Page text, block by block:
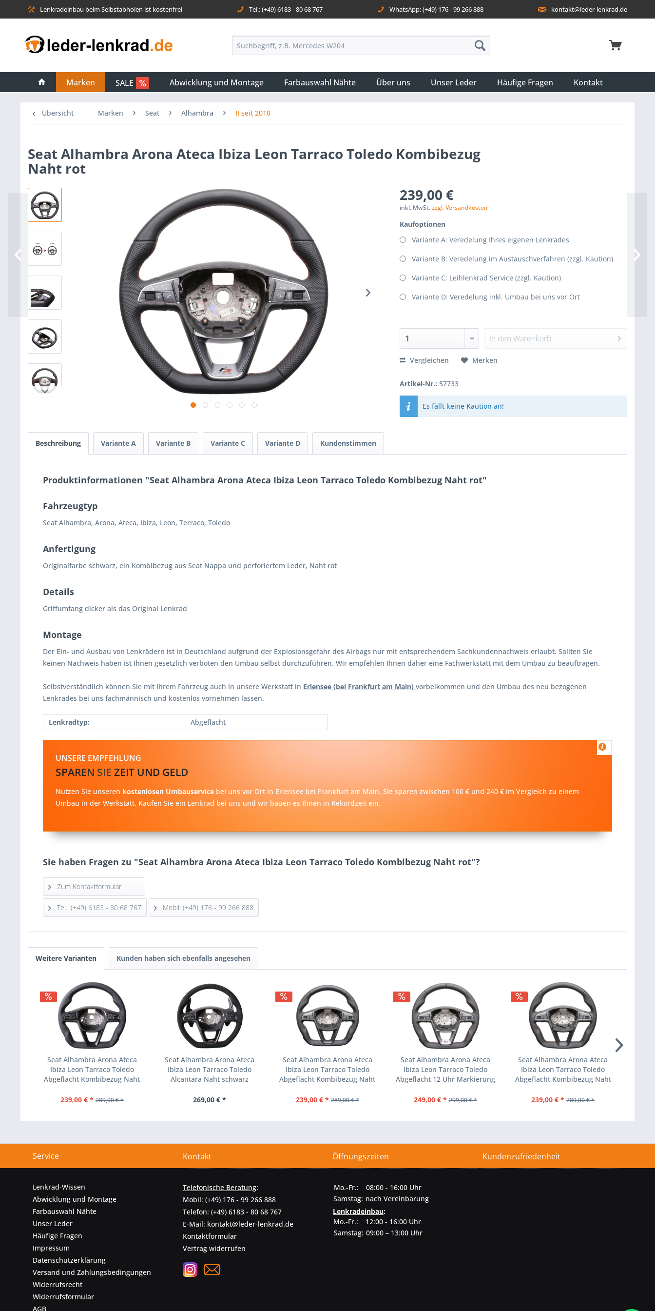
Lenkradeinbau beim Selbstabholen ist kostenfrei Tel.: (+49) 6183 - 80 68 767 WhatsApp: (+49) 176 - 99 266 888 kontakt@leder-lenkrad.de
Marken SALE Abwicklung und Montage Farbauswahl Nähte Über uns Unser Leder Häufige Fragen Kontakt
Übersicht Marken Seat Alhambra II seit 2010
Seat Alhambra Arona Ateca Ibiza Leon Tarraco Toledo Kombibezug
Naht rot
239,00 €
inkl. MwSt.zzgl. Versandkosten
Kaufoptionen
Variante A: Veredelung Ihres eigenen Lenkrades
Variante B: Veredelung im Austauschverfahren (zzgl. Kaution)
Variante C: Leihlenkrad Service (zzgl. Kaution)
Variante D: Veredelung inkl. Umbau bei uns vor Ort
In den Warenkorb
Vergleichen Merken
Artikel-Nr.: 57733
Es fällt keine Kaution an!
Beschreibung Variante A Variante B Variante C Variante D Kundenstimmen
Produktinformationen "Seat Alhambra Arona Ateca Ibiza Leon Tarraco Toledo Kombibezug Naht rot"
Fahrzeugtyp
Seat Alhambra, Arona, Ateca, Ibiza, Leon, Terraco, Toledo
Anfertigung
Originalfarbe schwarz, ein Kombibezug aus Seat Nappa und perforiertem Leder, Naht rot
Details
Griffumfang dicker als das Original Lenkrad
Montage
Der Ein- und Ausbau von Lenkrädern ist in Deutschland aufgrund der Explosionsgefahr des Airbags nur mit entsprechendem Sachkundennachweis erlaubt. Sollten Sie
keinen Nachweis haben ist Ihnen gesetzlich verboten den Umbau selbst durchzuführen. Wir empfehlen Ihnen daher eine Fachwerkstatt mit dem Umbau zu beauftragen.
Selbstverständlich können Sie mit Ihrem Fahrzeug auch in unsere Werkstatt in Erlensee (bei Frankfurt am Main) vorbeikommen und den Umbau des neu bezogenen
Lenkrades bei uns fachmännisch und kostenlos vornehmen lassen.
Lenkradtyp: Abgeflacht
UNSERE EMPFEHLUNG
SPAREN SIE ZEIT UND GELD
Nutzen Sie unseren kostenlosen Umbauservice bei uns vor Ort in Erlensee bei Frankfurt am Main. Sie sparen zwischen 100 € und 240 € im Vergleich zu einem
Umbau in der Werkstatt. Kaufen Sie ein Lenkrad bei uns und wir bauen es Ihnen in Rekordzeit ein.
Sie haben Fragen zu "Seat Alhambra Arona Ateca Ibiza Leon Tarraco Toledo Kombibezug Naht rot"?
Zum Kontaktformular
Tel.: (+49) 6183 - 80 68 767 Mobil: (+49) 176 - 99 266 888
Weitere Varianten Kunden haben sich ebenfalls angesehen
Seat Alhambra Arona Ateca
Ibiza Leon Tarraco Toledo
Abgeflacht Kombibezug Naht
239,00 € * 289,00 € *
Seat Alhambra Arona Ateca
Ibiza Leon Tarraco Toledo
Alcantara Naht schwarz
269,00 € *
Seat Alhambra Arona Ateca
Ibiza Leon Tarraco Toledo
Abgeflacht Kombibezug Naht
239,00 € * 289,00 € *
Seat Alhambra Arona Ateca
Ibiza Leon Tarraco Toledo
Abgeflacht 12 Uhr Markierung
249,00 € * 299,00 € *
Seat Alhambra Arona Ateca
Ibiza Leon Tarraco Toledo
Abgeflacht Kombibezug Naht
239,00 € * 289,00 € *
Service
Lenkrad-Wissen
Abwicklung und Montage
Farbauswahl Nähte
Unser Leder
Häufige Fragen
Impressum
Datenschutzerklärung
Versand und Zahlungsbedingungen
Widerrufsrecht
Widerrufsformular
AGB
Kontakt
Telefonische Beratung:
Mobil: (+49) 176 - 99 266 888
Telefon: (+49) 6183 - 80 68 767
E-Mail: kontakt@leder-lenkrad.de
Kontaktformular
Vertrag widerrufen
Öffnungszeiten
Mo.-Fr.:
08:00 - 16:00 Uhr
Samstag: nach Vereinbarung
Lenkradeinbau:
Mo.-Fr.:
12:00 - 16:00 Uhr
Samstag: 09:00 – 13:00 Uhr
Kundenzufriedenheit